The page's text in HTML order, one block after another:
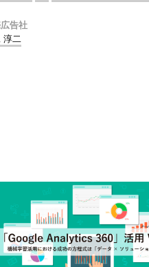
告社
淳二